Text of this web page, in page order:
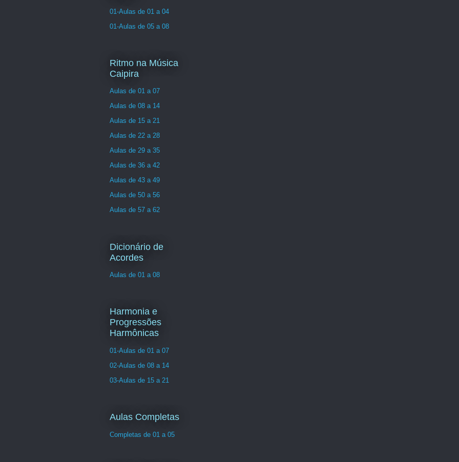
01-Aulas de 01 a 04
01-Aulas de 05 a 08
Ritmo na Música
Caipira
Aulas de 01 a 07
Aulas de 08 a 14
Aulas de 15 a 21
Aulas de 22 a 28
Aulas de 29 a 35
Aulas de 36 a 42
Aulas de 43 a 49
Aulas de 50 a 56
Aulas de 57 a 62
Dicionário de
Acordes
Aulas de 01 a 08
Harmonia e
Progressões
Harmônicas
01-Aulas de 01 a 07
02-Aulas de 08 a 14
03-Aulas de 15 a 21
Aulas Completas
Completas de 01 a 05